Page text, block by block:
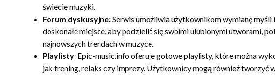
świecie muzyki.
Forum dyskusyjne:Serwis umożliwia użytkownikom wymianę
doskonałe miejsce, aby podzielić się swoimi ulubionymi utworami,
najnowszych trendach w muzyce.
Playlisty: Epic-music.info oferuje gotowe playlisty, które można
jak trening, relaks czy imprezy. Użytkownicy mogą również tworzyć